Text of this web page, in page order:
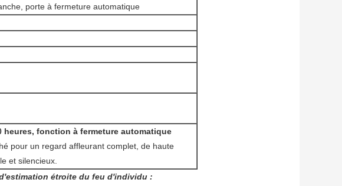
porte à fermeture automatique
heures, fonction à fermeture automatique
pour un regard affleurant complet, de haute
et silencieux.
étroite du feu d'individu :